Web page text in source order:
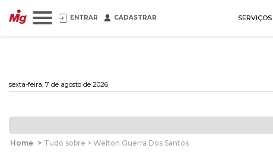
ENTRAR CADASTRAR SERVIÇOS
sexta-feira, 7 de agosto de 2026
Home > Tudo sobre > Welton Guerra Dos Santos